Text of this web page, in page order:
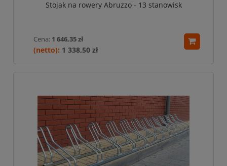
Stojak na rowery Abruzzo - 13 stanowisk
Cena: 1 646,35 zł
1 338,50 zł